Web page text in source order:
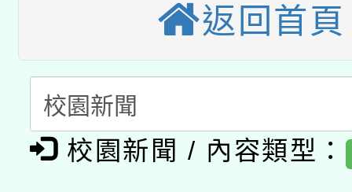
用水績優單位及節水達
動」
桃園市孔廟祈福系列
開 智慧啟航」
2026年桃園地景藝術
「2026桃園藝術巡演
關事宜
轉知教育部國民及學前
國立臺灣師範大學辦
函轉國家教育研究院中
轉知教育部國民及學前
返回首頁
校園新聞 / 內容類型：